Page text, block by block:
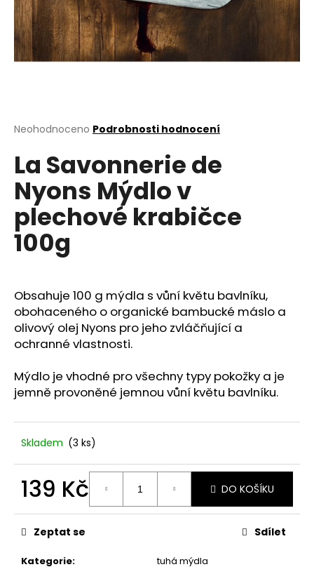
Průměrné
produktu
je
0,0
hvězdiček.
Neohodnoceno Podrobnosti hodnocení
La Savonnerie de
Nyons Mýdlo v
plechové krabičce
100g
Obsahuje 100 g mýdla s vůní květu bavlníku,
obohaceného o organické bambucké máslo a
olivový olej Nyons pro jeho zvláčňující a
ochranné vlastnosti.
Mýdlo je vhodné pro všechny typy pokožky a je
jemně provoněné jemnou vůní květu bavlníku.
Skladem (3 ks)
139 Kč DO KOŠÍKU
Kategorie: tuhá mýdla
Zeptat se Sdílet
a
j
í
HLEDAT
D
o
p
u
č
u
j
m
e
STABILIZOVANÁ
KVĚTINA,
ANDĚL
389
Kč